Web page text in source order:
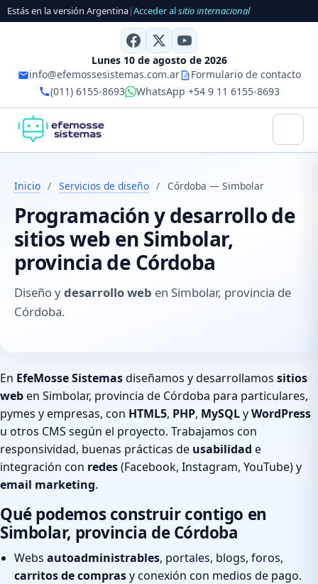
Estás en la versión Argentina|Acceder alsitio internacional
Lunes 10 de agosto de 2026
info@efemossesistemas.com.ar
Formulario de contacto
(011) 6155-8693
WhatsApp +54 9 11 6155-8693
Inicio / Servicios de diseño / Córdoba — Simbolar
Programación y desarrollo de
sitios web en Simbolar,
provincia de Córdoba
Diseño ydesarrollo web en Simbolar, provincia de
Córdoba.
En EfeMosse Sistemasdiseñamos y desarrollamos sitios
weben Simbolar, provincia de Córdoba para particulares,
pymes y empresas, con HTML5, PHP, MySQLyWordPress
u otros CMS según el proyecto. Trabajamos con
responsividad, buenas prácticas de usabilidad e
integración con redes(Facebook, Instagram, YouTube) y
email marketing.
Qué podemos construir contigo en
Simbolar, provincia de Córdoba
Webs autoadministrables, portales, blogs, foros,
carritos de comprasy conexión con medios de pago.